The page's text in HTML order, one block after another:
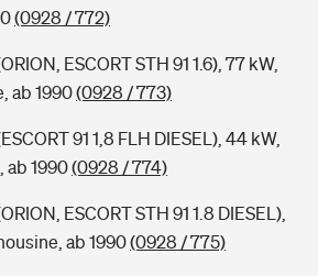
(0928 / 772)
ESCORT STH 91 1.6), 77 kW,
ab 1990(0928 / 773)
91 1,8 FLH DIESEL), 44 kW,
ab 1990(0928 / 774)
ESCORT STH 91 1.8 DIESEL),
ab 1990(0928 / 775)